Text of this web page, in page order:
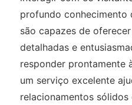
profundo conhecimento
são capazes de
detalhadas e
responder prontamente
um serviço excelente
relacionamentos